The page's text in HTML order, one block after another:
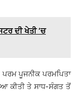
ਦੀ ਖੇਤੀ ’ਚ
ਪੂਜਨੀਕ ਪਰਮਪਿਤਾ
ਕੀਤੀ ਤੇ ਸਾਧ-ਸੰਗਤ ਤੋਂ